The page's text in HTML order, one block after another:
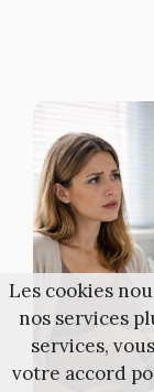
Les cookies
nos services
services,
votre accord